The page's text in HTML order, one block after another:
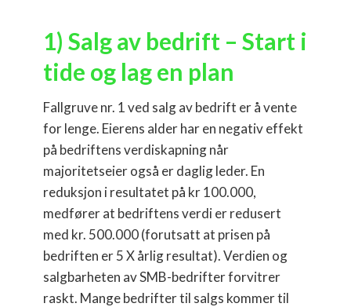
1) Salg av bedrift – Start i
tide og lag en plan
Fallgruve nr. 1 ved salg av bedrift er å vente
for lenge. Eierens alder har en negativ effekt
på bedriftens verdiskapning når
majoritetseier også er daglig leder. En
reduksjon i resultatet på kr 100.000,
medfører at bedriftens verdi er redusert
med kr. 500.000 (forutsatt at prisen på
bedriften er 5 X årlig resultat). Verdien og
salgbarheten av SMB-bedrifter forvitrer
raskt. Mange bedrifter til salgs kommer til